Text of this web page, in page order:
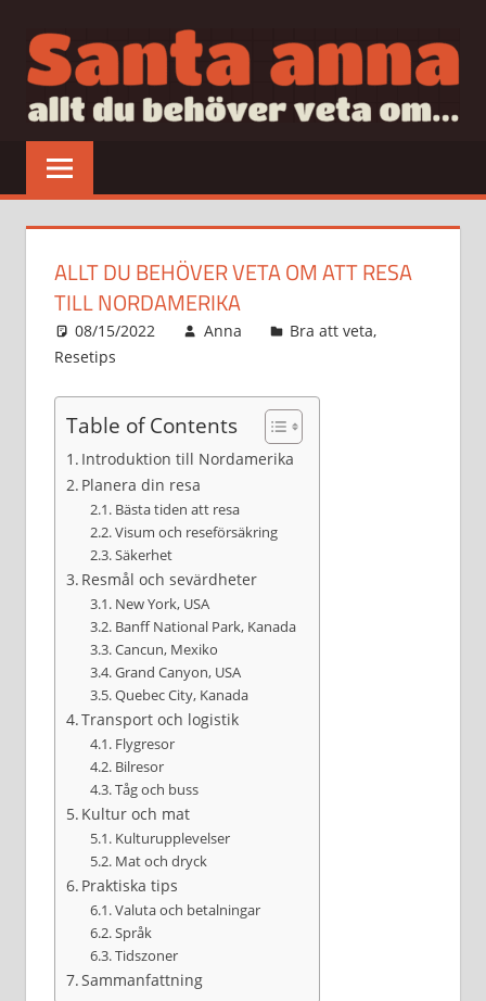
innehåll
allt
veta
ALLT DU BEHÖVER VETA OM ATT RESA
TILL NORDAMERIKA
08/15/2022 Anna Bra att veta,
Resetips
Table of Contents
Introduktion till Nordamerika
Planera din resa
Bästa tiden att resa
Visum och reseförsäkring
Säkerhet
Resmål och sevärdheter
New York, USA
Banff National Park, Kanada
Cancun, Mexiko
Grand Canyon, USA
Quebec City, Kanada
Transport och logistik
Flygresor
Bilresor
Tåg och buss
Kultur och mat
Kulturupplevelser
Mat och dryck
Praktiska tips
Valuta och betalningar
Språk
Tidszoner
Sammanfattning